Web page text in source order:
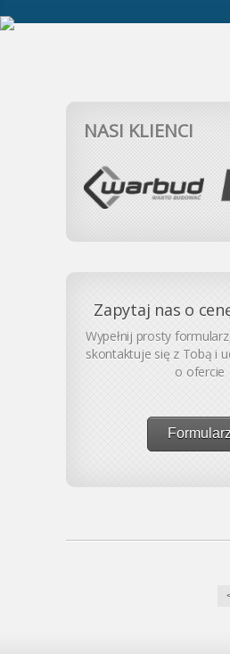
NASI KLIENCI
Zapytaj nas o
Wypełnij prosty
skontaktuje się z Tobą i
o ofercie
Formularz